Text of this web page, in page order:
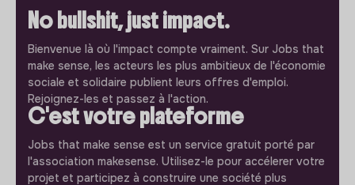
No bullshit, just impact.
Bienvenue là où l'impact compte vraiment. Sur Jobs that
make sense, les acteurs les plus ambitieux de l'économie
sociale et solidaire publient leurs offres d'emploi.
Rejoignez-les et passez à l'action.
C'est votre plateforme
Jobs that make sense est un service gratuit porté par
l'association makesense. Utilisez-le pour accélerer votre
projet et participez à construire une société plus